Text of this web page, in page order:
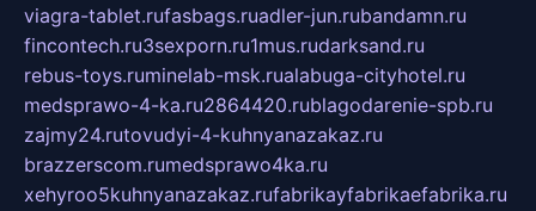
viagra-tablet.rufasbags.ruadler-jun.rubandamn.ru
fincontech.ru3sexporn.ru1mus.rudarksand.ru
rebus-toys.ruminelab-msk.rualabuga-cityhotel.ru
medsprawo-4-ka.ru2864420.rublagodarenie-spb.ru
zajmy24.rutovudyi-4-kuhnyanazakaz.ru
brazzerscom.rumedsprawo4ka.ru
xehyroo5kuhnyanazakaz.rufabrikayfabrikaefabrika.ru